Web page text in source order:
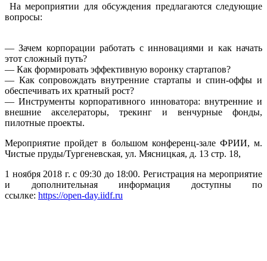
На мероприятии для обсуждения предлагаются следующие
вопросы:
— Зачем корпорации работать с инновациями и как начать
этот сложный путь?
— Как формировать эффективную воронку стартапов?
— Как сопровождать внутренние стартапы и спин-оффы и
обеспечивать их кратный рост?
— Инструменты корпоративного инноватора: внутренние и
внешние акселераторы, трекинг и венчурные фонды,
пилотные проекты.
Мероприятие пройдет в большом конференц-зале ФРИИ, м.
Чистые пруды/Тургеневская, ул. Мясницкая, д. 13 стр. 18,
1 ноября 2018 г. с 09:30 до 18:00. Регистрация на мероприятие
и дополнительная информация доступны по
ссылке: https://open-day.iidf.ru